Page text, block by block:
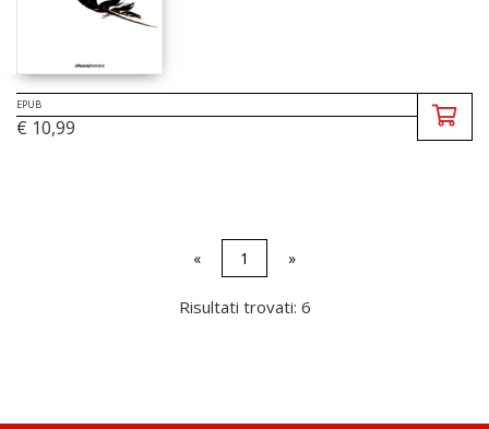
EPUB
€ 10,99
« 1 »
Risultati trovati: 6